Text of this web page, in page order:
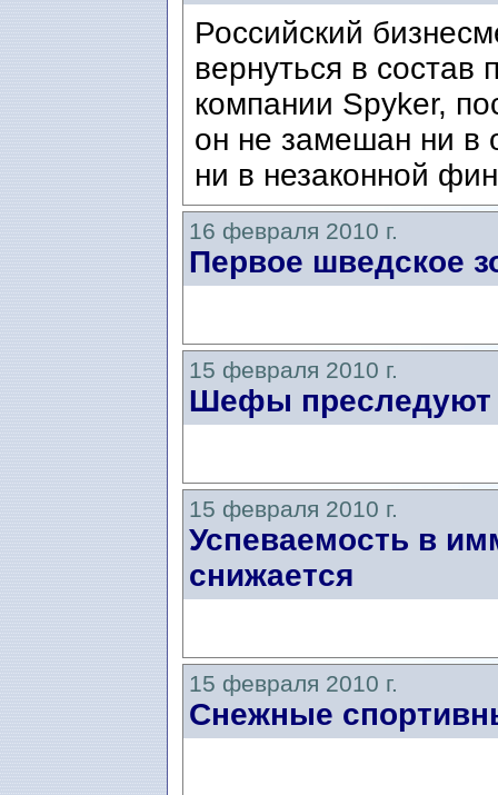
Российский
вернуться в состав
компании Spyker,
он не замешан ни в
ни в незаконной
16 февраля 2010 г.
Первое шведское
15 февраля 2010 г.
Шефы преследуют
15 февраля 2010 г.
Успеваемость в
снижается
15 февраля 2010 г.
Снежные